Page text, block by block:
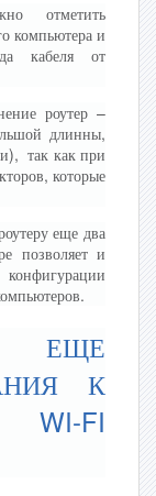
отметить
компьютера и
кабеля от
роутер –
длинны,
так как при
которые
еще два
позволяет и
ЕЩЕ
К
WI-FI